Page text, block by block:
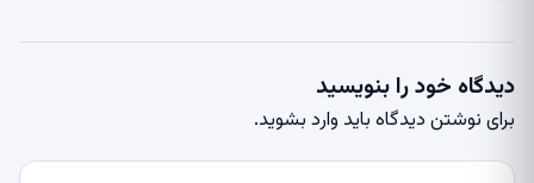
دیدگاه خود را بنویسید
برای نوشتن دیدگاه باید وارد بشوید.